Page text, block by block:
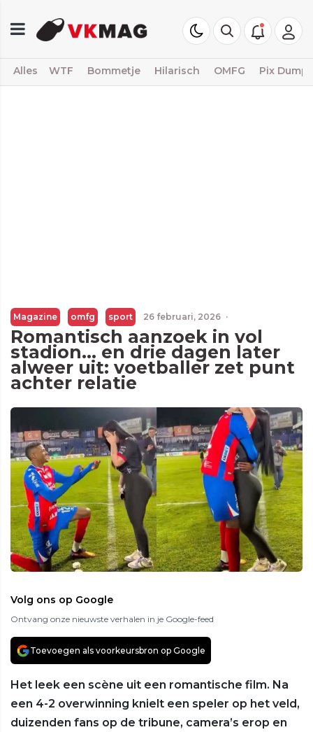
Alles WTF Bommetje Hilarisch OMFG Pix Dump
Magazine omfg sport 26 februari, 2026 ·
Romantisch aanzoek in vol
stadion… en drie dagen later
alweer uit: voetballer zet punt
achter relatie
Volg ons op Google
Ontvang onze nieuwste verhalen in je Google-feed
Toevoegen als voorkeursbron op Google
Het leek een scène uit een romantische film. Na
een 4-2 overwinning knielt een speler op het veld,
duizenden fans op de tribune, camera’s erop en